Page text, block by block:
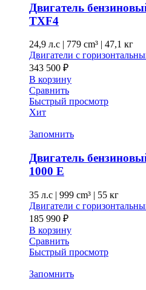
Двигатель
TXF4
24,9 л.с | 779 cm³ | 47,1 кг
Двигатели с
343 500 ₽
В корзину
Сравнить
Быстрый просмотр
Хит
Запомнить
Двигатель
1000 E
35 л.с | 999 cm³ | 55 кг
Двигатели с
185 990 ₽
В корзину
Сравнить
Быстрый просмотр
Запомнить